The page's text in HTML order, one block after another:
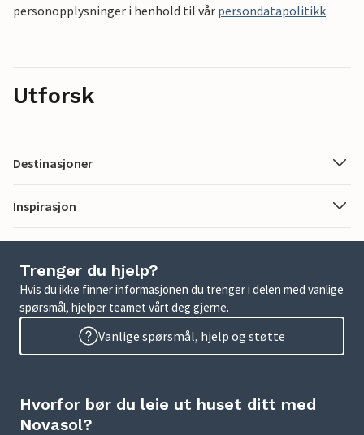
personopplysninger i henhold til vår persondatapolitikk.
Utforsk
Destinasjoner
Inspirasjon
Trenger du hjelp?
Hvis du ikke finner informasjonen du trenger i delen med vanlige
spørsmål, hjelper teamet vårt deg gjerne.
Vanlige spørsmål, hjelp og støtte
Hvorfor bør du leie ut huset ditt med
Novasol?